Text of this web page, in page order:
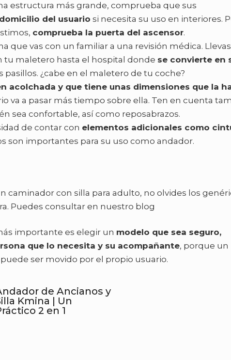
estructura más grande, comprueba que sus
del usuario si necesita su uso en interiores.
comprueba la puerta del ascensor.
que vas con un familiar a una revisión médica.
tu maletero hasta el hospital donde se convierte en
pasillos. ¿cabe en el maletero de tu coche?
acolchada y que tiene unas dimensiones que la
va a pasar más tiempo sobre ella. Ten en cuenta
sea confortable, así como reposabrazos.
de contar con elementos adicionales como
son importantes para su uso como andador.
caminador con silla para adulto, no olvides los
Puedes consultar en nuestro blog
importante es elegir un modelo que sea seguro,
que lo necesita y su acompañante, porque un
ser movido por el propio usuario.
de Ancianos y
Kmina | Un
2 en 1